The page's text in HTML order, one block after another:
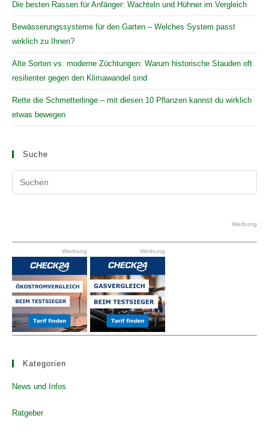
Die besten Rassen für Anfänger: Wachteln und Hühner im Vergleich
Bewässerungssysteme für den Garten – Welches System passt
wirklich zu Ihnen?
Alte Sorten vs. moderne Züchtungen: Warum historische Stauden oft
resilienter gegen den Klimawandel sind
Rette die Schmetterlinge – mit diesen 10 Pflanzen kannst du wirklich
etwas bewegen
Suche
the
Werbung
Werbung Werbung
Kategorien
News und Infos
Ratgeber